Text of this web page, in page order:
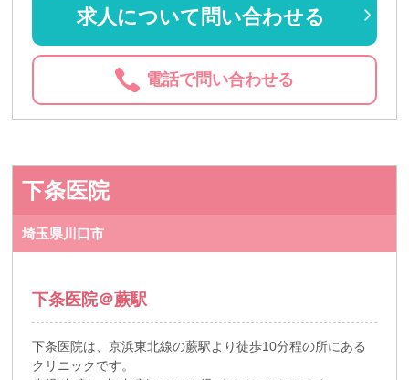
求人について問い合わせる
電話で問い合わせる
下条医院
埼玉県川口市
下条医院＠蕨駅
下条医院は、京浜東北線の蕨駅より徒歩10分程の所にある
クリニックです。